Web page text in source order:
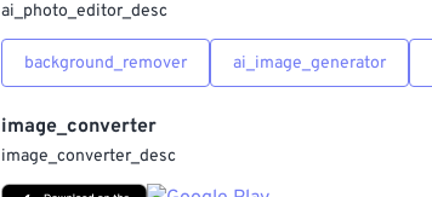
ai_photo_editor_desc
background_remover ai_image_generator
image_converter
image_converter_desc